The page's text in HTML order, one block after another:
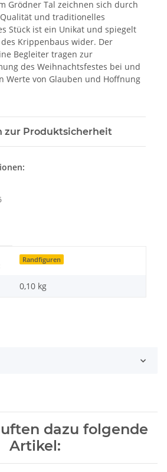
Grödner Tal zeichnen sich durch
und traditionelles
Stück ist ein Unikat und spiegelt
Krippenbaus wider. Der
Begleiter tragen zur
des Weihnachtsfestes bei und
Werte von Glauben und Hoffnung
zur Produktsicherheit
Randfiguren
0,10 kg
dazu folgende
Artikel: